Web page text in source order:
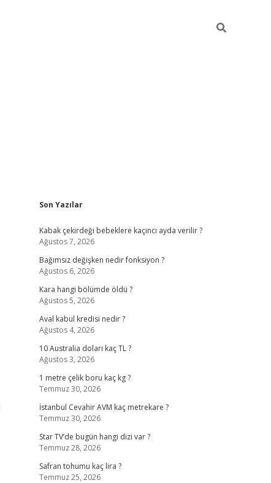
Sidebar
Son Yazılar
Kabak çekirdeği bebeklere kaçıncı ayda verilir ?
Ağustos 7, 2026
Bağımsız değişken nedir fonksiyon ?
Ağustos 6, 2026
Kara hangi bölümde öldü ?
Ağustos 5, 2026
Aval kabul kredisi nedir ?
Ağustos 4, 2026
10 Australia doları kaç TL ?
Ağustos 3, 2026
1 metre çelik boru kaç kg ?
Temmuz 30, 2026
İstanbul Cevahir AVM kaç metrekare ?
Temmuz 30, 2026
Star TV’de bugün hangi dizi var ?
Temmuz 28, 2026
Safran tohumu kaç lira ?
Temmuz 25, 2026